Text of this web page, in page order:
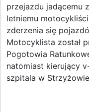
przejazdu jadącemu
letniemu
zderzenia się
Motocyklista został
Pogotowia
natomiast kierujący
szpitala w